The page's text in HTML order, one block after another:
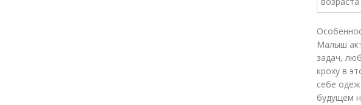
Малыш
задач,
кроху в
себе
будущем